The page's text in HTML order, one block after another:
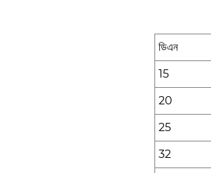
ডিএন
15
20
25
32